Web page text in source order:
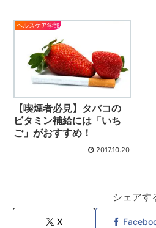
ヘルスケア学部
【喫煙者必見】タバコの
ビタミン補給には「いち
ご」がおすすめ！
2017.10.20
シェアす
X